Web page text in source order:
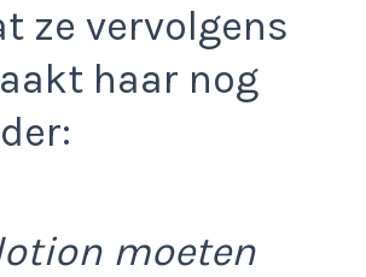
ze vervolgens
haar nog
moeten